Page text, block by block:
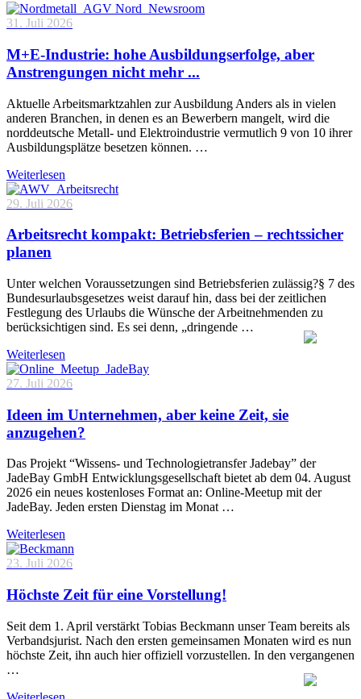
31. Juli 2026
M+E-Industrie: hohe Ausbildungserfolge, aber
Anstrengungen nicht mehr ...
Aktuelle Arbeitsmarktzahlen zur Ausbildung Anders als in vielen
anderen Branchen, in denen es an Bewerbern mangelt, wird die
norddeutsche Metall- und Elektroindustrie vermutlich 9 von 10 ihrer
Ausbildungsplätze besetzen können. …
Weiterlesen
29. Juli 2026
Arbeitsrecht kompakt: Betriebsferien – rechtssicher
planen
Unter welchen Voraussetzungen sind Betriebsferien zulässig?§ 7 des
Bundesurlaubsgesetzes weist darauf hin, dass bei der zeitlichen
Festlegung des Urlaubs die Wünsche der Arbeitnehmenden zu
berücksichtigen sind. Es sei denn, „dringende …
Weiterlesen
27. Juli 2026
Ideen im Unternehmen, aber keine Zeit, sie
anzugehen?
Das Projekt “Wissens- und Technologietransfer Jadebay” der
JadeBay GmbH Entwicklungsgesellschaft bietet ab dem 04. August
2026 ein neues kostenloses Format an: Online-Meetup mit der
JadeBay. Jeden ersten Dienstag im Monat …
Weiterlesen
23. Juli 2026
Höchste Zeit für eine Vorstellung!
Seit dem 1. April verstärkt Tobias Beckmann unser Team bereits als
Verbandsjurist. Nach den ersten gemeinsamen Monaten wird es nun
höchste Zeit, ihn auch hier offiziell vorzustellen. In den vergangenen
…